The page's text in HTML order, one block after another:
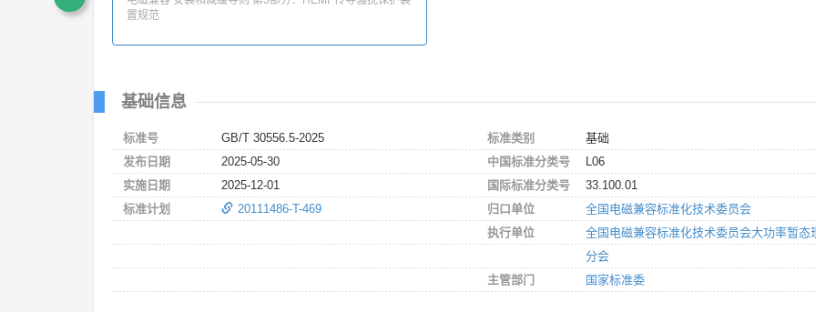
置规范
基础信息
标准号
GB/T 30556.5-2025
发布日期
2025-05-30
实施日期
2025-12-01
标准计划
20111486-T-469
标准类别
基础
中国标准分类号
L06
国际标准分类号
33.100.01
归口单位
全国电磁兼容标准化技术委员会
执行单位
全国电磁兼容标准化技术委员会大功率暂态
分会
主管部门
国家标准委